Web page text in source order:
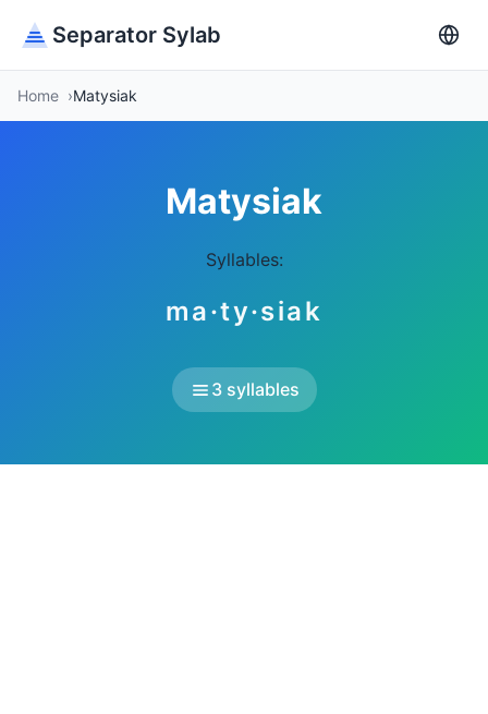
Separator Sylab
Home Matysiak
Matysiak
Syllables:
ma·ty·siak
3 syllables